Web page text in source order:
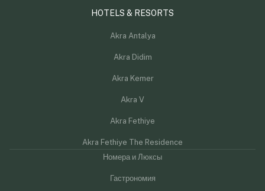
HOTELS & RESORTS
Akra Antalya
Akra Didim
Akra Kemer
Akra V
Akra Fethiye
Akra Fethiye The Residence
Номера и Люксы
Гастрономия